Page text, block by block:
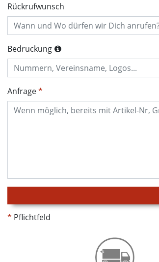
Rückrufwunsch
Bedruckung
Anfrage
Pflichtfeld